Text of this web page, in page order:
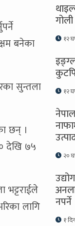
बनेका
सुन्तला
छन् ।
देखि ७५
भट्टराईले
लागि
१२
१२
२०
नपर्ने
१